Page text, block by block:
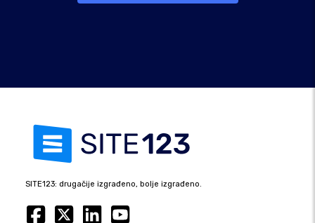
SITE123: drugačije izgrađeno, bolje izgrađeno.